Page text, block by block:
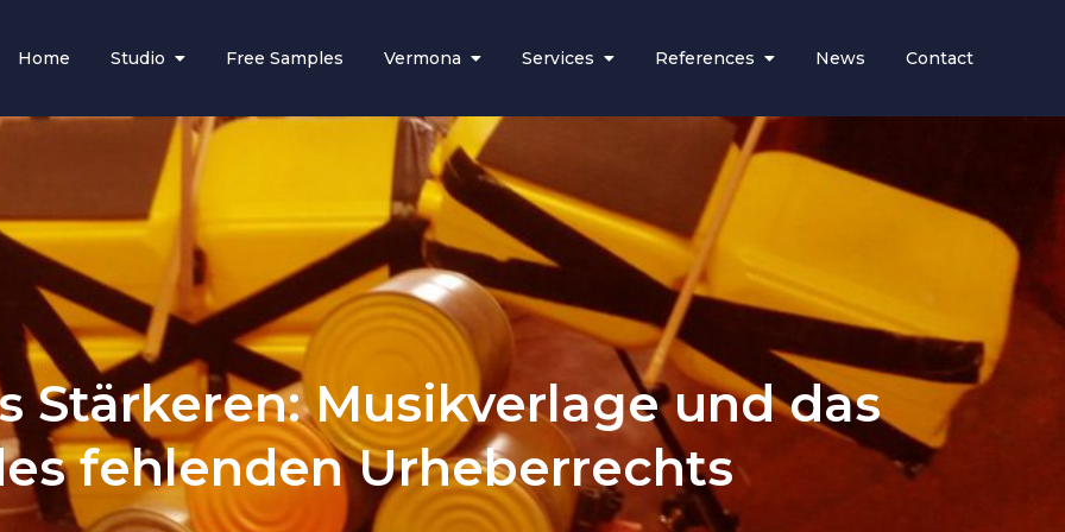
Home Studio Free Samples Vermona Services References News Contact
Stärkeren: Musikverlage und das
fehlenden Urheberrechts